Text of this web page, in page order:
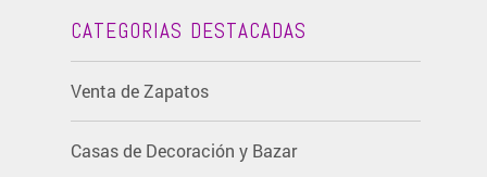
CATEGORIAS DESTACADAS
Venta de Zapatos
Casas de Decoración y Bazar